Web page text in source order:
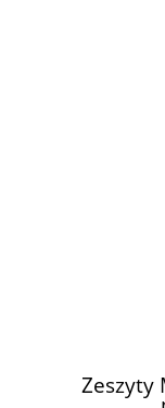
Zeszyty